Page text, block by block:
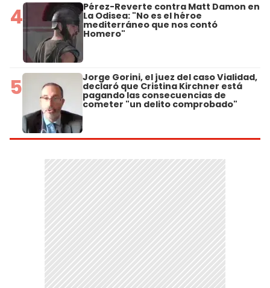
4 Pérez-Reverte contra Matt Damon en
La Odisea: "No es el héroe
mediterráneo que nos contó
Homero"
5 Jorge Gorini, el juez del caso Vialidad,
declaró que Cristina Kirchner está
pagando las consecuencias de
cometer "un delito comprobado"